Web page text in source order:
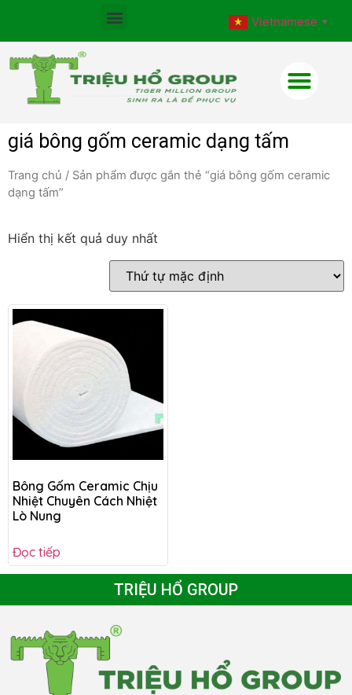
Vietnamese ▼
giá bông gốm ceramic dạng tấm
Trang chủ / Sản phẩm được gắn thẻ “giá bông gốm ceramic
dạng tấm”
Hiển thị kết quả duy nhất
Bông Gốm Ceramic Chịu
Nhiệt Chuyên Cách Nhiệt
Lò Nung
Đọc tiếp
TRIỆU HỔ GROUP